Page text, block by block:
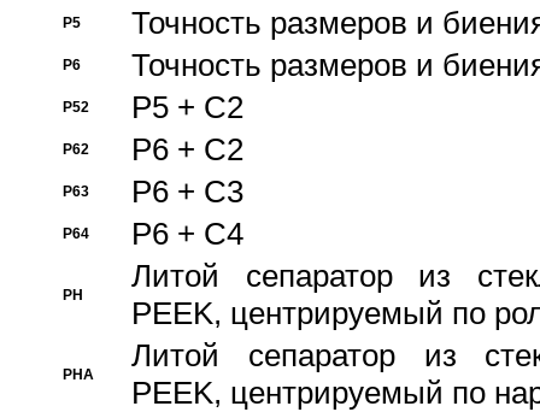
P5 Точность размеров и
P6 Точность размеров и
P52 P5 + C2
P62 P6 + C2
P63 P6 + C3
P64 P6 + C4
PH
Литой сепаратор из
PEEK, центрируемый по
PHA
Литой сепаратор из
PEEK, центрируемый по